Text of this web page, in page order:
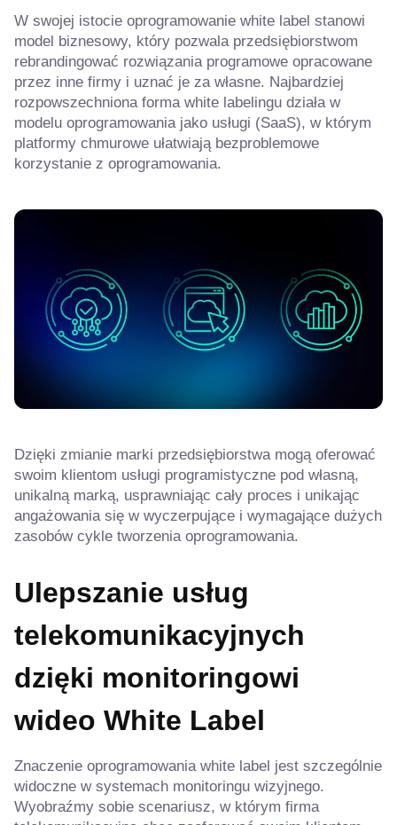
W swojej istocie oprogramowanie white label stanowi
model biznesowy, który pozwala przedsiębiorstwom
rebrandingować rozwiązania programowe opracowane
przez inne firmy i uznać je za własne. Najbardziej
rozpowszechniona forma white labelingu działa w
modelu oprogramowania jako usługi (SaaS), w którym
platformy chmurowe ułatwiają bezproblemowe
korzystanie z oprogramowania.
Dzięki zmianie marki przedsiębiorstwa mogą oferować
swoim klientom usługi programistyczne pod własną,
unikalną marką, usprawniając cały proces i unikając
angażowania się w wyczerpujące i wymagające dużych
zasobów cykle tworzenia oprogramowania.
Ulepszanie usług
telekomunikacyjnych
dzięki monitoringowi
wideo White Label
Znaczenie oprogramowania white label jest szczególnie
widoczne w systemach monitoringu wizyjnego.
Wyobraźmy sobie scenariusz, w którym firma